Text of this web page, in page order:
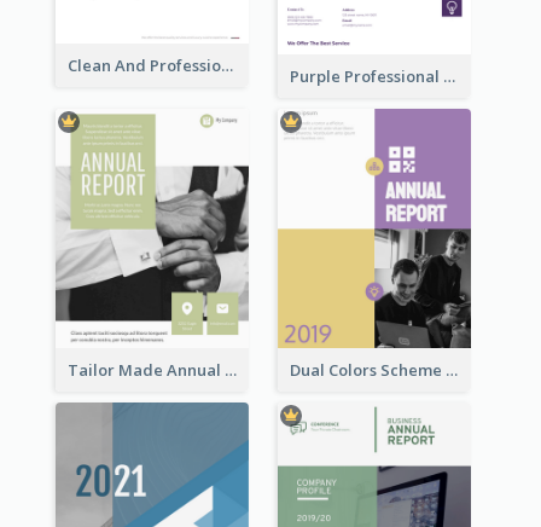
Clean And Professional Business Report Design Ideas
Purple Professional Branding Auditing Report Templates
Tailor Made Annual Report Dual Colors Scheme Annual Report